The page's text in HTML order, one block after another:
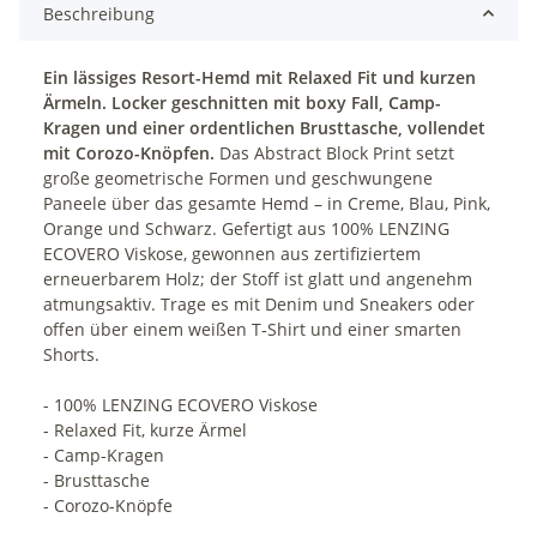
Beschreibung
Ein lässiges Resort-Hemd mit Relaxed Fit und kurzen
Ärmeln. Locker geschnitten mit boxy Fall, Camp-
Kragen und einer ordentlichen Brusttasche, vollendet
mit Corozo-Knöpfen. Das Abstract Block Print setzt
große geometrische Formen und geschwungene
Paneele über das gesamte Hemd – in Creme, Blau, Pink,
Orange und Schwarz. Gefertigt aus 100% LENZING
ECOVERO Viskose, gewonnen aus zertifiziertem
erneuerbarem Holz; der Stoff ist glatt und angenehm
atmungsaktiv. Trage es mit Denim und Sneakers oder
offen über einem weißen T‑Shirt und einer smarten
Shorts.
- 100% LENZING ECOVERO Viskose
- Relaxed Fit, kurze Ärmel
- Camp-Kragen
- Brusttasche
- Corozo-Knöpfe